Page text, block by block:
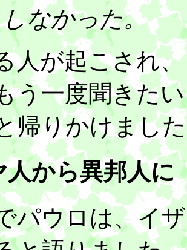
なかった。
が起こされ、
う一度聞きた
帰りかけまし
から異邦人に
ウロは、イザ